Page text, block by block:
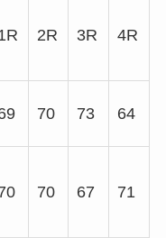
2R 3R 4R
70 73 64
70 67 71